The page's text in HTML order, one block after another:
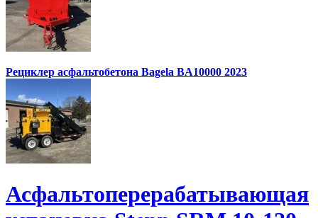
Рециклер асфальтобетона Bagela BA10000 2023
Асфальтоперерабатывающая